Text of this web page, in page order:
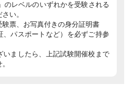
レベルのいずれかを受験される
い。
票、お写真付きの身分証明書
、パスポートなど）を必ずご持参
いましたら、上記試験開催校まで